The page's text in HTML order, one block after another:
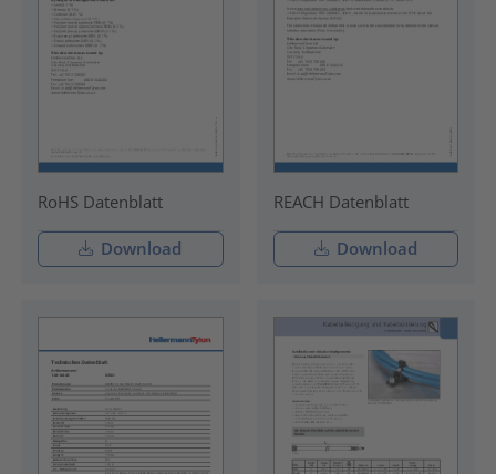
RoHS Datenblatt
Download
REACH Datenblatt
Download